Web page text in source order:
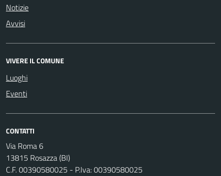
Notizie
Avvisi
VIVERE IL COMUNE
Luoghi
Eventi
CONTATTI
Via Roma 6
13815 Rosazza (BI)
C.F. 00390580025 - P.Iva: 00390580025